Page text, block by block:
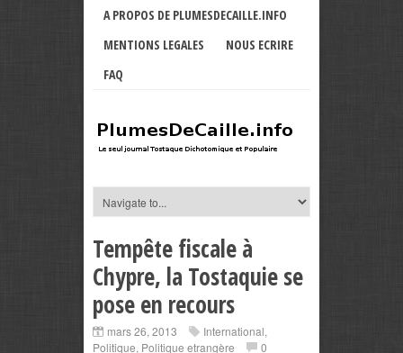
A PROPOS DE PLUMESDECAILLE.INFO
MENTIONS LEGALES
NOUS ECRIRE
FAQ
Tempête fiscale à
Chypre, la Tostaquie se
pose en recours
mars 26, 2013 International,
Politique, Politique etrangère 0